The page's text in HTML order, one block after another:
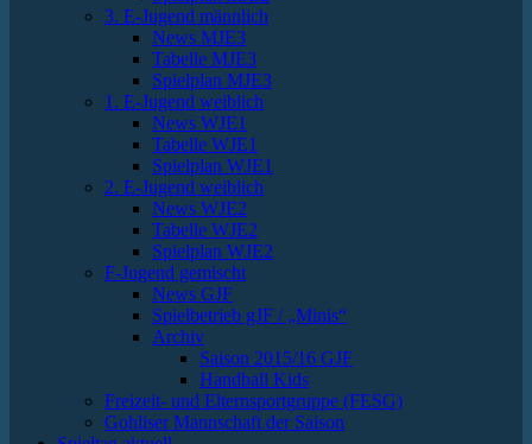
3. E-Jugend männlich
News MJE3
Tabelle MJE3
Spielplan MJE3
1. E-Jugend weiblich
News WJE1
Tabelle WJE1
Spielplan WJE1
2. E-Jugend weiblich
News WJE2
Tabelle WJE2
Spielplan WJE2
F-Jugend gemischt
News GJF
Spielbetrieb gJF / „Minis“
Archiv
Saison 2015/16 GJF
Handball Kids
Freizeit- und Elternsportgruppe (FESG)
Gohliser Mannschaft der Saison